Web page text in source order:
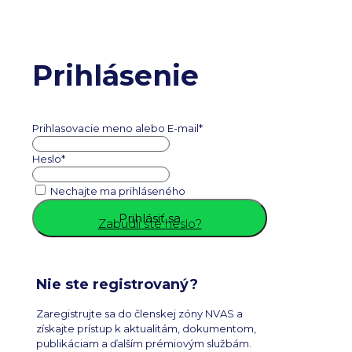
Prihlásenie
Prihlasovacie meno alebo E-mail*
Heslo*
Nechajte ma prihláseného
Zabudli ste heslo?
Nie ste registrovaný?
Zaregistrujte sa do členskej zóny NVAS a
získajte prístup k aktualitám, dokumentom,
publikáciam a ďalším prémiovým službám.